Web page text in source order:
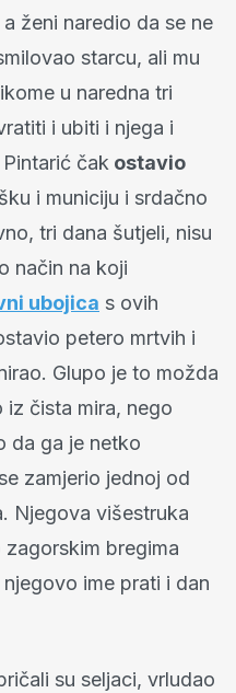
ženi naredio da se ne
starcu, ali mu
u naredna tri
i ubiti i njega i
čak ostavio
i municiju i srdačno
tri dana šutjeli, nisu
način na koji
ubojica s ovih
petero mrtvih i
Glupo je to možda
iz čista mira, nego
da ga je netko
zamjerio jednoj od
Njegova višestruka
bregima
ime prati i dan
su seljaci, vrludao